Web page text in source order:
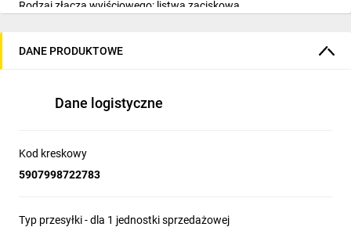
Rodzaj złącza wyjściowego: listwa zaciskowa
DANE PRODUKTOWE
Dane logistyczne
Kod kreskowy
5907998722783
Typ przesyłki - dla 1 jednostki sprzedażowej